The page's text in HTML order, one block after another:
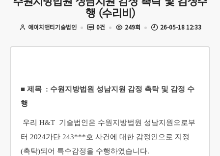
행 (수리비)
에이치앤티기술법인 0건 249회 26-05-18 12:33
■ 제목 : 수원지방법원 성남지원 감정 촉탁 및 감정 수
행
우리 H&T 기술법인은 수원지방법원 성남지원으로부
터 2024가단 243***호 사건에 대한 감정인으로 지정
(촉탁)되어 특수감정을 수행하였습니다.